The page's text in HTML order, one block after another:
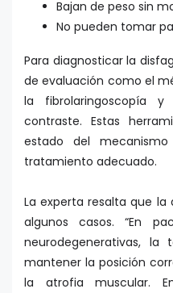
Bajan de peso sin
No pueden tomar
Para diagnosticar la
de evaluación como el
la fibrolaringoscopía y
contraste. Estas
estado del
tratamiento adecuado.
La experta resalta que la
algunos casos. “En
neurodegenerativas, la
mantener la posición
la atrofia muscular.